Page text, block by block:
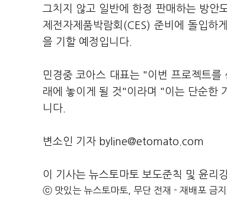
그치지 않고 일반에 한정 판매하는 방안
제전자제품박람회(CES) 준비에 돌입하
을 기할 예정입니다.
민경중 코아스 대표는 "이번 프로젝트
래에 놓이게 될 것"이라며 "이는 단순한
니다.
변소인 기자 byline@etomato.com
이 기사는 뉴스토마토 보도준칙 및 윤리
ⓒ 맛있는 뉴스토마토, 무단 전재 - 재배포 금지